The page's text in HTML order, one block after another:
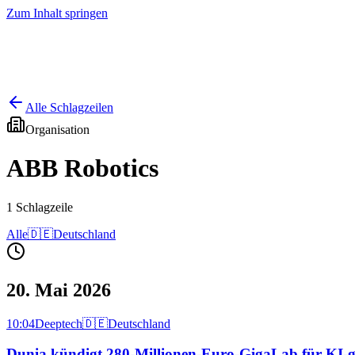
Zum Inhalt springen
Alle Schlagzeilen
Organisation
ABB Robotics
1 Schlagzeile
Alle🇩🇪Deutschland
20. Mai 2026
10:04Deeptech🇩🇪Deutschland